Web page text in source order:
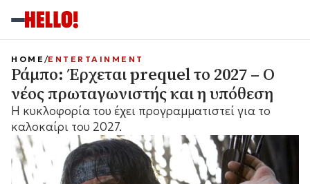
HOME ENTERTAINMENT
Ράμπο: Έρχεται prequel το 2027 – Ο
νέος πρωταγωνιστής και η υπόθεση
Η κυκλοφορία του έχει προγραμματιστεί για το
καλοκαίρι του 2027.